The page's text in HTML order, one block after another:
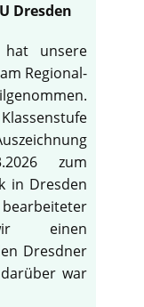
Dresden
unsere
Regional-
zum
in Dresden
einen
Dresdner
war